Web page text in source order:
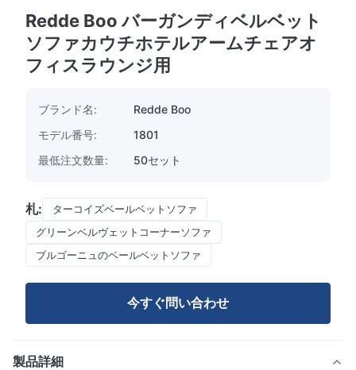
Redde Boo バーガンディベルベット
ソファカウチホテルアームチェアオ
フィスラウンジ用
ブランド名:
Redde Boo
モデル番号:
1801
最低注文数量:
50セット
札:
ターコイズベールベットソファ
グリーンベルヴェットコーナーソファ
ブルゴーニュのベールベットソファ
今すぐ問い合わせ
製品詳細